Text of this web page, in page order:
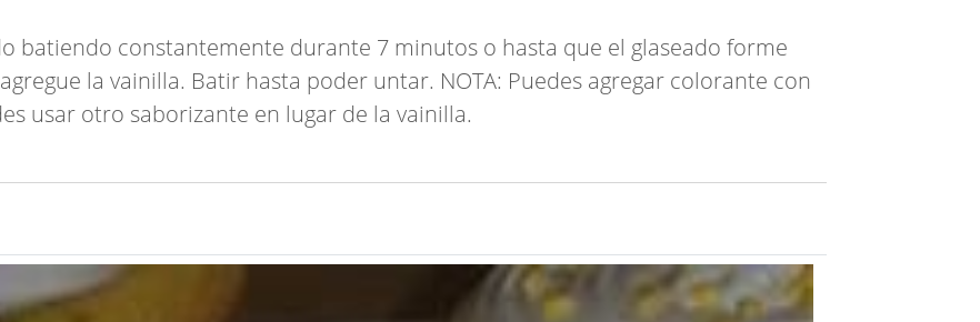
batiendo constantemente durante 7 minutos o hasta que el glaseado forme
la vainilla. Batir hasta poder untar. NOTA: Puedes agregar colorante con
usar otro saborizante en lugar de la vainilla.